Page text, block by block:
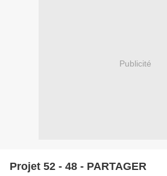
Publicité
Projet 52 - 48 - PARTAGER